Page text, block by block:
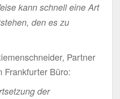
kann schnell eine Art
den es zu
Partner
Frankfurter Büro:
der